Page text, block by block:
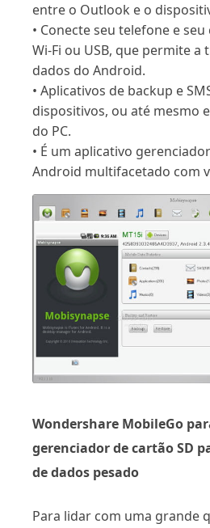
entre o Outlook e o
• Conecte seu telefone e
Wi-Fi ou USB, que permite a
dados do Android.
• Aplicativos de backup e
dispositivos, ou até mesmo
do PC.
• É um aplicativo
Android multifacetado com
Wondershare MobileGo
gerenciador de cartão SD
de dados pesado
Para lidar com uma grande